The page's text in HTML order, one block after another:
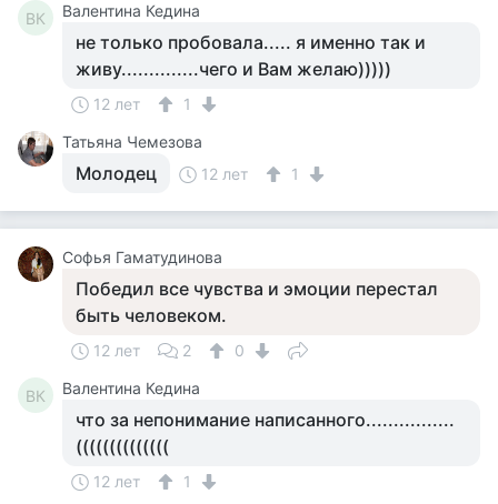
ВК Валентина Кедина
не только пробовала..... я именно так и
живу..............чего и Вам желаю)))))
12 лет
1
Татьяна Чемезова
Молодец 12 лет 1
Софья Гаматудинова
Победил все чувства и эмоции перестал
быть человеком.
12 лет 2 0
ВК Валентина Кедина
что за непонимание написанного................
((((((((((((((
12 лет
1